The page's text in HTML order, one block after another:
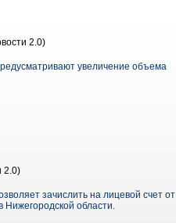
2.0)
увеличение объема
2.0)
зачислить на лицевой счет от
Нижегородской области.